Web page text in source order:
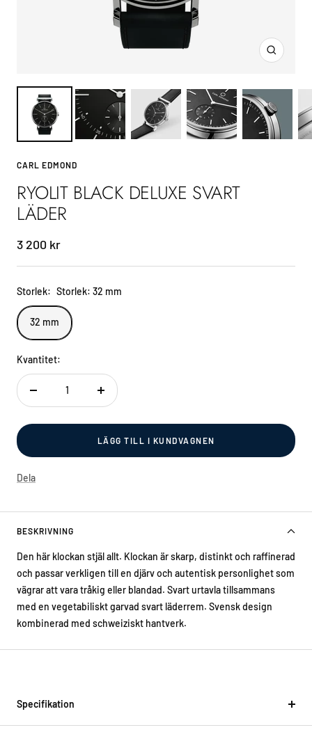
Zoom
CARL EDMOND
RYOLIT BLACK DELUXE SVART
LÄDER
Sale
price
3 200 kr
Storlek: Storlek: 32 mm
32 mm
Kvantitet:
Decrease
Increase
LÄGG TILL I KUNDVAGNEN
Dela
BESKRIVNING
Den här klockan stjäl allt. Klockan är skarp, distinkt och raffinerad
och passar verkligen till en djärv och autentisk personlighet som
vägrar att vara tråkig eller blandad. Svart urtavla tillsammans
med en vegetabiliskt garvad svart läderrem. Svensk design
kombinerad med schweiziskt hantverk.
Specifikation